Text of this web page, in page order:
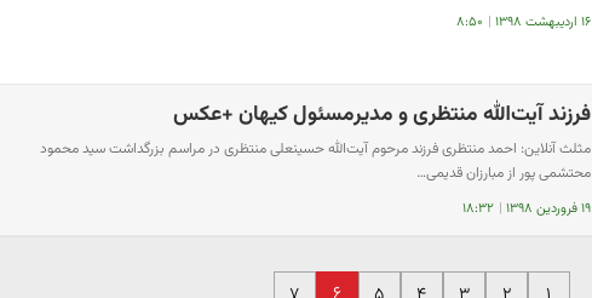
۱۶ اردیبهشت ۱۳۹۸ | ۸:۵۰
فرزند آیت‌الله منتظری و مدیرمسئول کیهان +عکس
مثلث آنلاین: احمد منتظری فرزند مرحوم آیت‌الله حسینعلی منتظری در مراسم بزرگداشت سید محمود
محتشمی پور از مبارزان قدیمی…
۱۹ فروردین ۱۳۹۸ | ۱۸:۳۲